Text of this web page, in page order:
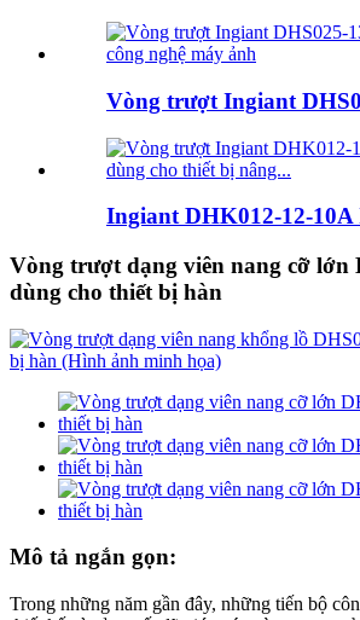
Vòng trượt Ingiant
Ingiant DHK012-12-10A
Vòng trượt dạng viên nang cỡ lớn
dùng cho thiết bị hàn
Mô tả ngắn gọn:
Trong những năm gần đây, những tiến bộ